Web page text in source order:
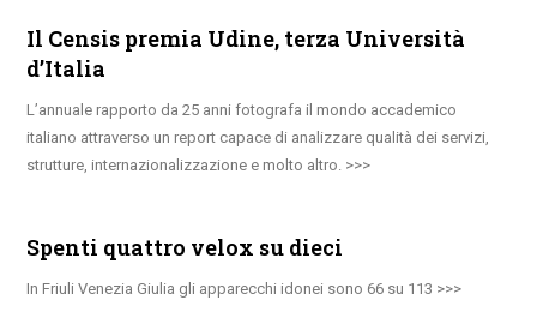
Il Censis premia Udine, terza Università
d’Italia
L’annuale rapporto da 25 anni fotografa il mondo accademico
italiano attraverso un report capace di analizzare qualità dei servizi,
strutture, internazionalizzazione e molto altro.
Spenti quattro velox su dieci
In Friuli Venezia Giulia gli apparecchi idonei sono 66 su 113